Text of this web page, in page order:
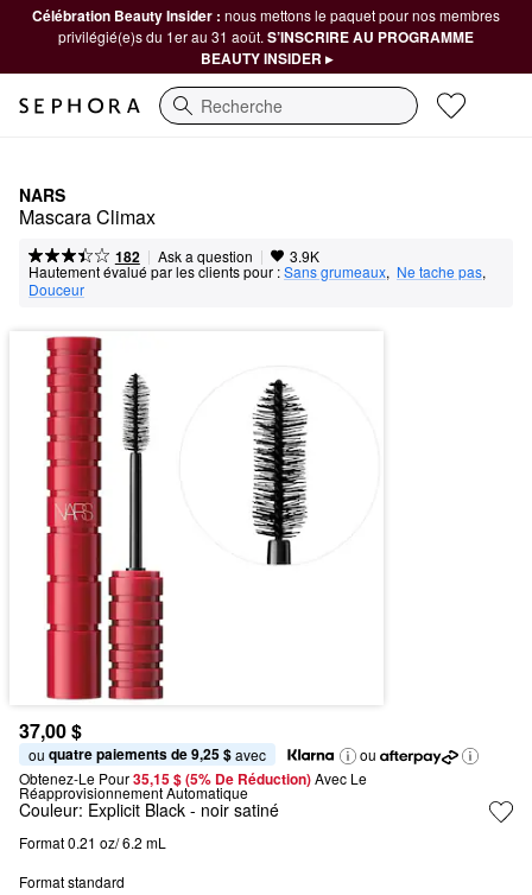
Célébration Beauty Insider : nous mettons le paquet pour nos membres
privilégié(e)s du 1er au 31 août. S’INSCRIRE AU PROGRAMME
BEAUTY INSIDER ▸
Recherche
NARS
Mascara Climax
182 | Ask a question | 3.9K
Hautement évalué par les clients pour :Sans grumeaux, Ne tache pas,
Douceur
37,00 $
ou quatre paiements de 9,25 $ avec
ou
Obtenez-Le Pour35,15 $ (5% De Réduction) Avec Le
Réapprovisionnement Automatique
Couleur: Explicit Black - noir satiné
Format 0.21 oz/ 6.2 mL
Format standard